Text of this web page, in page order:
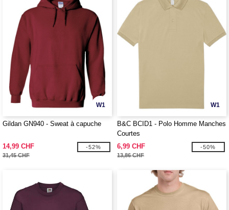
W1
Gildan GN940 - Sweat à capuche
14,99 CHF
31,45 CHF
-52%
W1
B&C BCID1 - Polo Homme Manches
Courtes
6,99 CHF
13,86 CHF
-50%